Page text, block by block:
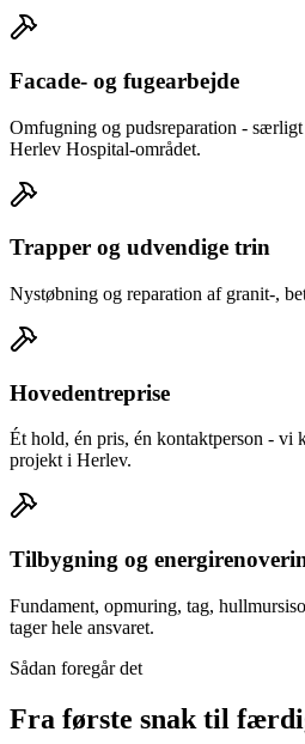
Facade- og fugearbejde
Omfugning og pudsreparation -
Herlev Hospital-området.
Trapper og udvendige trin
Nystøbning og reparation af granit-,
Hovedentreprise
Ét hold, én pris, én kontaktperson - vi
projekt i Herlev.
Tilbygning og
Fundament, opmuring, tag,
tager hele ansvaret.
Sådan foregår det
Fra første snak til